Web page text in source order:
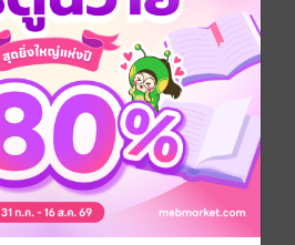
26 กรกฎาคม 2559
ดูทั้งหมด